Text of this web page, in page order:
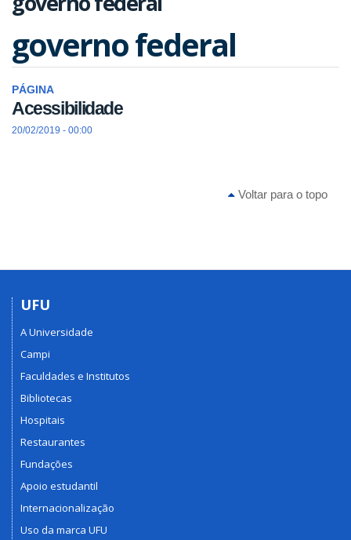
governo federal
PÁGINA
Acessibilidade
20/02/2019 - 00:00
Voltar para o topo
UFU
A Universidade
Campi
Faculdades e Institutos
Bibliotecas
Hospitais
Restaurantes
Fundações
Apoio estudantil
Internacionalização
Uso da marca UFU